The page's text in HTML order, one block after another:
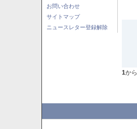
お問い合わせ
サイトマップ
ニュースレター登録解除
1から